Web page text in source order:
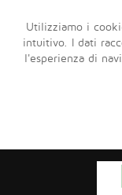
Utilizziamo i
intuitivo. I dati
l'esperienza di